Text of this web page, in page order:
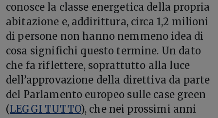
conosce la classe energetica della propria
abitazione e, addirittura, circa 1,2 milioni
di persone non hanno nemmeno idea di
cosa significhi questo termine. Un dato
che fa riflettere, soprattutto alla luce
dell’approvazione della direttiva da parte
del Parlamento europeo sulle case green
(LEGGI TUTTO), che nei prossimi anni